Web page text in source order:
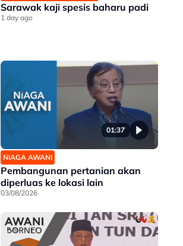
Sarawak kaji spesis baharu padi
1 day ago
01:37
NIAGA AWANI
Pembangunan pertanian akan
diperluas ke lokasi lain
03/08/2026